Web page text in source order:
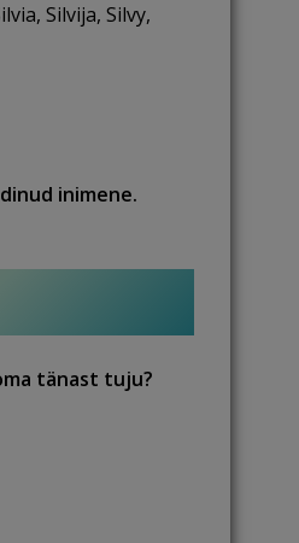
Silvija, Silvy,
inimene.
tänast tuju?